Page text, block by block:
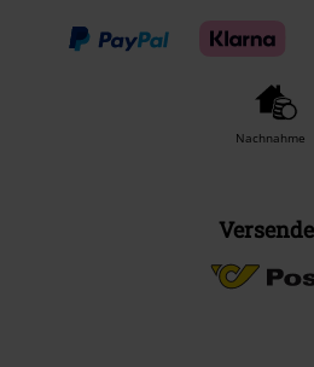
Nachnahme